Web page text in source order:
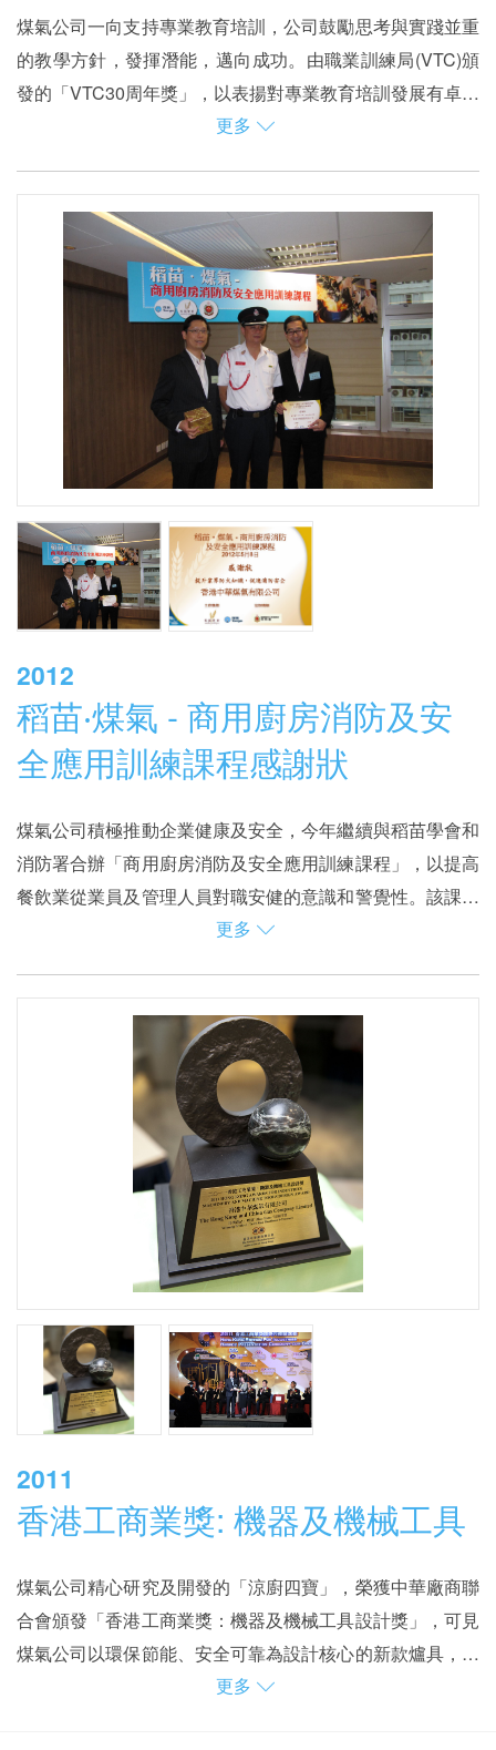
煤氣公司一向支持專業教育培訓，公司鼓勵思考與實踐並重
的教學方針，發揮潛能，邁向成功。由職業訓練局(VTC)頒
發的「VTC30周年獎」，以表揚對專業教育培訓發展有卓越
貢獻的人士和機構，當中，煤氣公司獲頒「策略伙伴獎」及
展。
施，讓同學在職前學習明火的烹飪技能，培養出學習熱誠，
為香港美食之都注入新力量。
更多
2012
稻苗‧煤氣 - 商用廚房消防及安
全應用訓練課程感謝狀
煤氣公司積極推動企業健康及安全，今年繼續與稻苗學會和
消防署合辦「商用廚房消防及安全應用訓練課程」，以提高
餐飲業從業員及管理人員對職安健的意識和警覺性。該課程
主要教導學員認識一般食肆火警起因、防火措施、燃燒學和
安全使用煤氣以及氣體安全規例等。課程中學員亦可透過即
場訓練，學習如何正確使用滅火設備。
更多
2011
香港工商業獎: 機器及機械工具
煤氣公司精心研究及開發的「涼廚四寶」，榮獲中華廠商聯
合會頒發「香港工商業獎：機器及機械工具設計獎」，可見
煤氣公司以環保節能、安全可靠為設計核心的新款爐具，確
有助業界降低營運成本，提升競爭力，貢獻備受肯定。
更多